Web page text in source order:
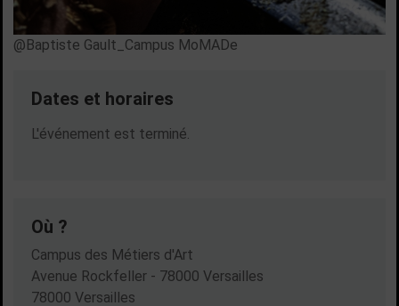
@Baptiste Gault_Campus MoMADe
Dates et horaires
Dates en cours
L'événement est terminé.
Où ?
Campus des Métiers d'Art
Avenue Rockfeller - 78000 Versailles
78000 Versailles